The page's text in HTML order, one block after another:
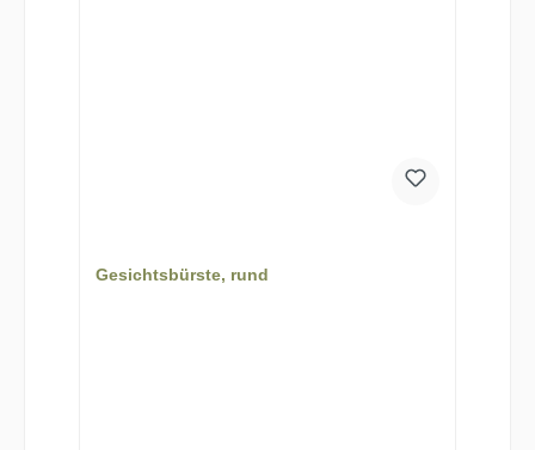
Gesichtsbürste, rund